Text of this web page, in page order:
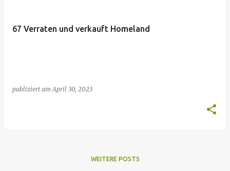
67 Verraten und verkauft Homeland
publiziert amApril 30, 2023
WEITERE POSTS